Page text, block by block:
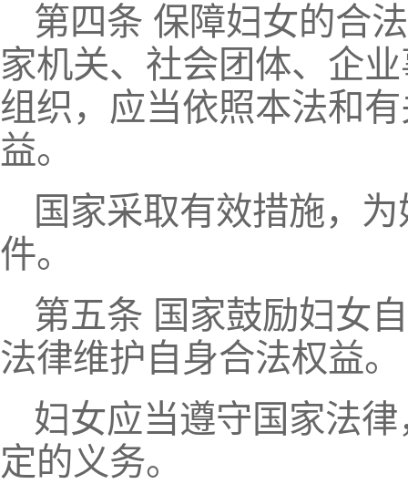
第四条 保障妇女的合
家机关、社会团体、企
组织，应当依照本法和
益。
国家采取有效措施，
件。
第五条 国家鼓励妇女
法律维护自身合法权益。
妇女应当遵守国家法
定的义务。